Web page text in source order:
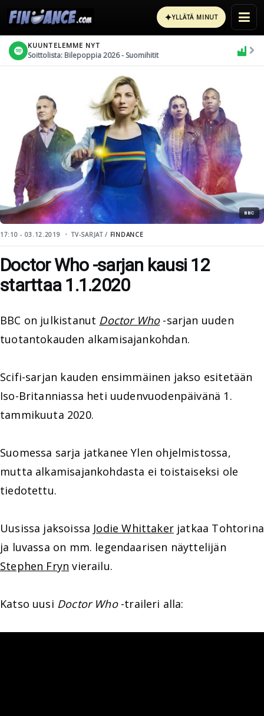
✦YLLÄTÄ MINUT
KUUNTELEMME NYT
Soittolista: Bilepoppia 2026 - Suomihitit
BBC
17:10 - 03.12.2019 TV-SARJAT / FINDANCE
Doctor Who -sarjan kausi 12
starttaa 1.1.2020
BBC on julkistanut Doctor Who-sarjan uuden
tuotantokauden alkamisajankohdan.
Scifi-sarjan kauden ensimmäinen jakso esitetään
Iso-Britanniassa heti uudenvuodenpäivänä 1.
tammikuuta 2020.
Suomessa sarja jatkanee Ylen ohjelmistossa,
mutta alkamisajankohdasta ei toistaiseksi ole
tiedotettu.
Uusissa jaksoissa Jodie Whittakerjatkaa Tohtorina
ja luvassa on mm. legendaarisen näyttelijän
Stephen Fryn vierailu.
Katso uusi Doctor Who-traileri alla: